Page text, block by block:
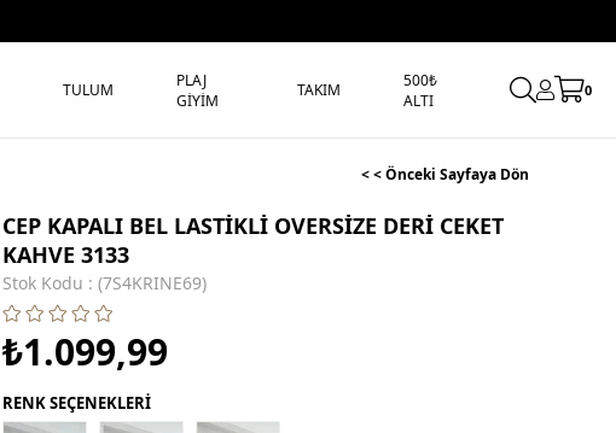
TULUM
PLAJ
GİYİM
TAKIM
500₺
ALTI
0
< < Önceki Sayfaya Dön
CEP KAPALI BEL LASTİKLİ OVERSİZE DERİ CEKET
KAHVE 3133
Stok Kodu (7S4KRINE69)
₺1.099,99
RENK SEÇENEKLERİ